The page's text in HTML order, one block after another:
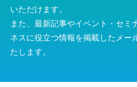
いただけます。
また、最新記事やイベント・セミ
ネスに役立つ情報を掲載したメー
たします。